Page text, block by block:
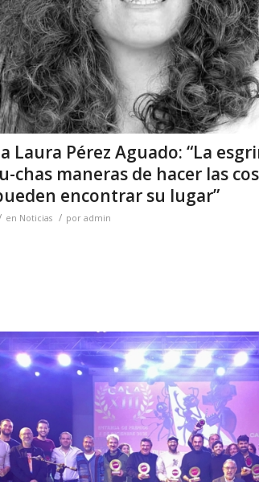
Laura Pérez Aguado: “La
chas maneras de hacer las
encontrar su lugar”
en Noticias / por admin